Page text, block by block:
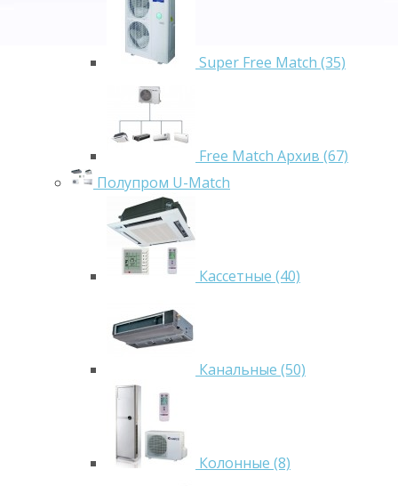
Super Free Match (35)
Free Match Архив (67)
Полупром U-Match
Кассетные (40)
Канальные (50)
Колонные (8)